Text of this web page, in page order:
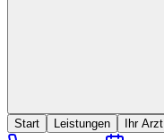
Start Leistungen Ihr Arzt